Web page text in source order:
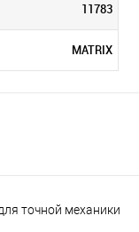
11783
MATRIX
точной механики